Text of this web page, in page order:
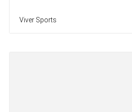
Viver Sports